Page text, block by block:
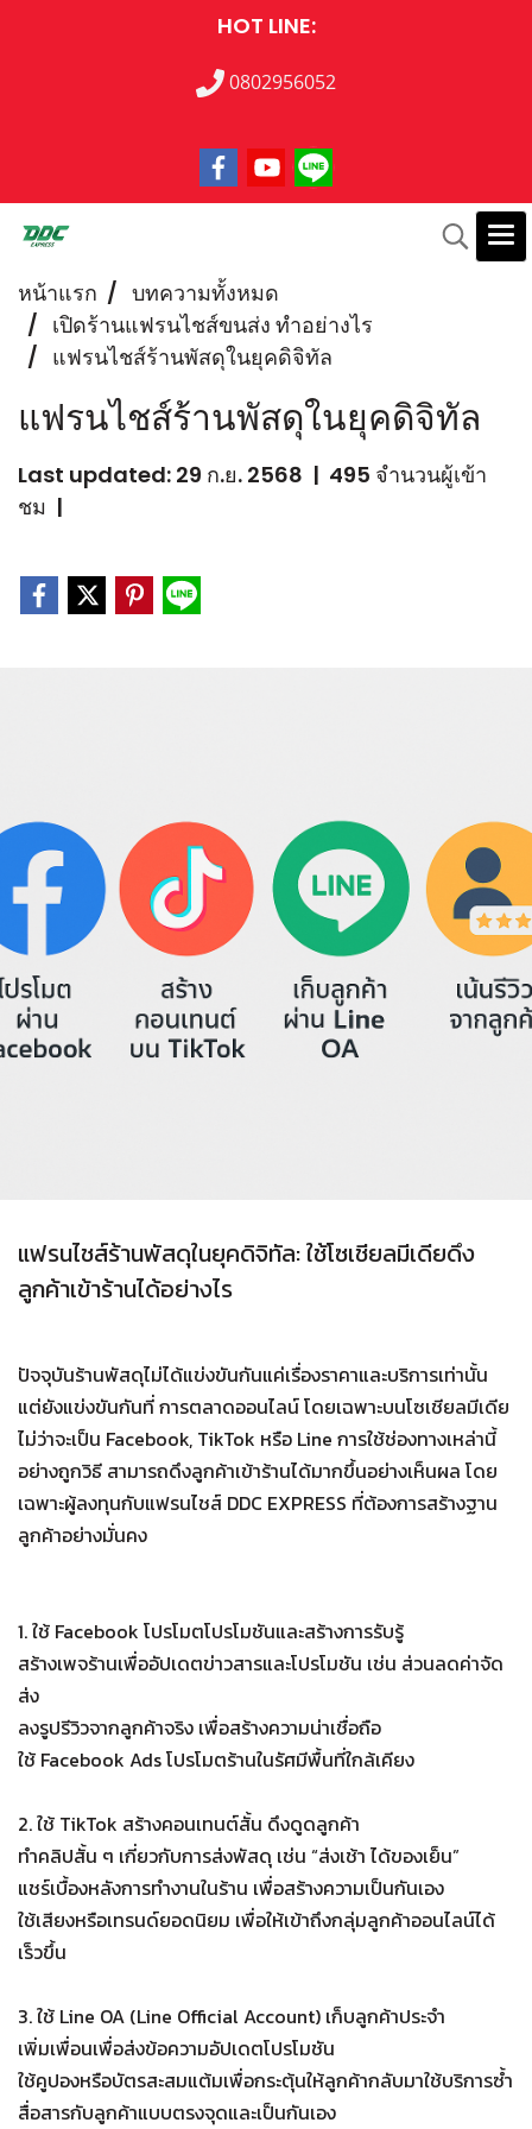
HOT LINE:
0802956052
หน้าแรก
บทความทั้งหมด
เปิดร้านแฟรนไชส์ขนส่ง ทำอย่างไร
แฟรนไชส์ร้านพัสดุในยุคดิจิทัล
แฟรนไชส์ร้านพัสดุในยุคดิจิทัล
Last updated: 29 ก.ย. 2568 | 495 จำนวนผู้เข้า
ชม |
แฟรนไชส์ร้านพัสดุในยุคดิจิทัล: ใช้โซเชียลมีเดียดึง
ลูกค้าเข้าร้านได้อย่างไร
ปัจจุบันร้านพัสดุไม่ได้แข่งขันกันแค่เรื่องราคาและบริการเท่านั้น
แต่ยังแข่งขันกันที่ การตลาดออนไลน์ โดยเฉพาะบนโซเชียลมีเดีย
ไม่ว่าจะเป็น Facebook, TikTok หรือ Line การใช้ช่องทางเหล่านี้
อย่างถูกวิธี สามารถดึงลูกค้าเข้าร้านได้มากขึ้นอย่างเห็นผล โดย
เฉพาะผู้ลงทุนกับแฟรนไชส์ DDC EXPRESS ที่ต้องการสร้างฐาน
ลูกค้าอย่างมั่นคง
1. ใช้ Facebook โปรโมตโปรโมชันและสร้างการรับรู้
สร้างเพจร้านเพื่ออัปเดตข่าวสารและโปรโมชัน เช่น ส่วนลดค่าจัด
ส่ง
ลงรูปรีวิวจากลูกค้าจริง เพื่อสร้างความน่าเชื่อถือ
ใช้ Facebook Ads โปรโมตร้านในรัศมีพื้นที่ใกล้เคียง
2. ใช้ TikTok สร้างคอนเทนต์สั้น ดึงดูดลูกค้า
ทำคลิปสั้น ๆ เกี่ยวกับการส่งพัสดุ เช่น “ส่งเช้า ได้ของเย็น”
แชร์เบื้องหลังการทำงานในร้าน เพื่อสร้างความเป็นกันเอง
ใช้เสียงหรือเทรนด์ยอดนิยม เพื่อให้เข้าถึงกลุ่มลูกค้าออนไลน์ได้
เร็วขึ้น
3. ใช้ Line OA (Line Official Account) เก็บลูกค้าประจำ
เพิ่มเพื่อนเพื่อส่งข้อความอัปเดตโปรโมชัน
ใช้คูปองหรือบัตรสะสมแต้มเพื่อกระตุ้นให้ลูกค้ากลับมาใช้บริการซ้ำ
สื่อสารกับลูกค้าแบบตรงจุดและเป็นกันเอง